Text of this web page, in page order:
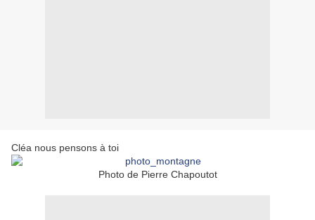
Cléa nous pensons à toi
Photo de Pierre Chapoutot